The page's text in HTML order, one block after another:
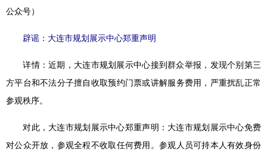
公众号）
辟谣：大连市规划展示中心郑重声明
详情：近期，大连市规划展示中心接到群众举报，发现个别第三
方平台和不法分子擅自收取预约门票或讲解服务费用，严重扰乱正常
参观秩序。
对此，大连市规划展示中心郑重声明：大连市规划展示中心免费
对公众开放，参观全程不收取任何费用。参观人员可持本人有效身份